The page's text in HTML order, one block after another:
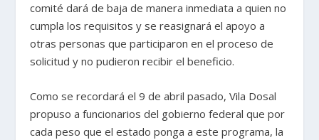
comité dará de baja de manera inmediata a quien no
cumpla los requisitos y se reasignará el apoyo a
otras personas que participaron en el proceso de
solicitud y no pudieron recibir el beneficio.
Como se recordará el 9 de abril pasado, Vila Dosal
propuso a funcionarios del gobierno federal que por
cada peso que el estado ponga a este programa, la